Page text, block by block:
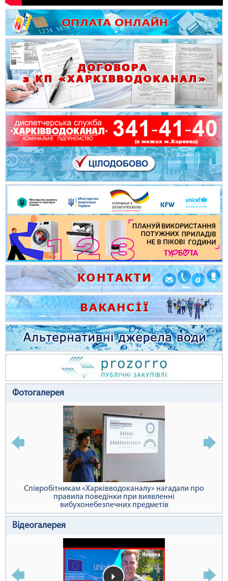
Фотогалерея
Співробітникам «Харківводоканалу» нагадали про
правила поведінки при виявленні
вибухонебезпечних предметів
Відеогалерея